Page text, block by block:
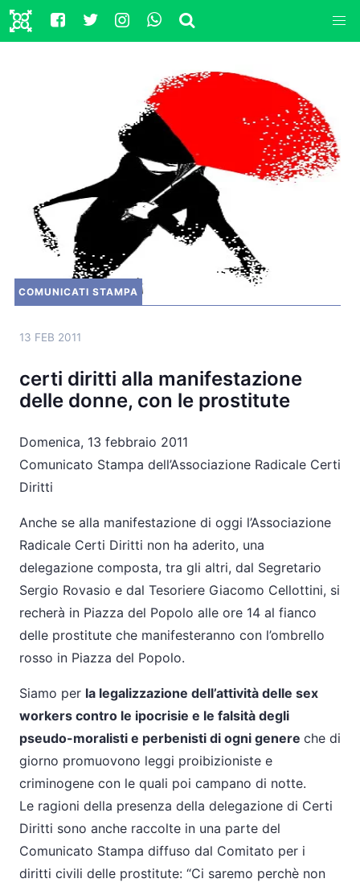
COMUNICATI STAMPA
13 FEB 2011
certi diritti alla manifestazione
delle donne, con le prostitute
Domenica, 13 febbraio 2011
Comunicato Stampa dell’Associazione Radicale Certi
Diritti
Anche se alla manifestazione di oggi l’Associazione
Radicale Certi Diritti non ha aderito, una
delegazione composta, tra gli altri, dal Segretario
Sergio Rovasio e dal Tesoriere Giacomo Cellottini, si
recherà in Piazza del Popolo alle ore 14 al fianco
delle prostitute che manifesteranno con l’ombrello
rosso in Piazza del Popolo.
Siamo per la legalizzazione dell’attività delle sex
workers contro le ipocrisie e le falsità degli
pseudo-moralisti e perbenisti di ogni genere che di
giorno promuovono leggi proibizioniste e
criminogene con le quali poi campano di notte.
Le ragioni della presenza della delegazione di Certi
Diritti sono anche raccolte in una parte del
Comunicato Stampa diffuso dal Comitato per i
diritti civili delle prostitute: “Ci saremo perchè non